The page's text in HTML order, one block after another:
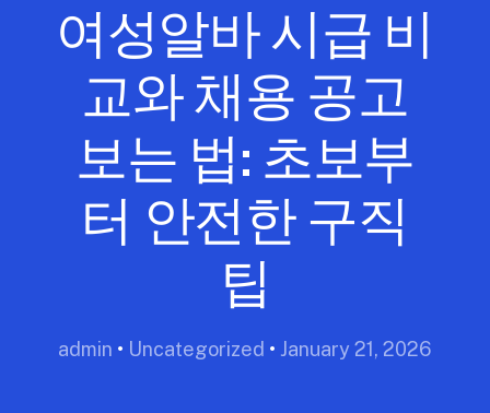
여성알바 시급 비
교와 채용 공고
보는 법: 초보부
터 안전한 구직
팁
admin • Uncategorized • January 21, 2026